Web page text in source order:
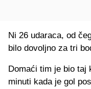
Ni 26 udaraca, od
bilo dovoljno za tri
Domaći tim je bio taj
minuti kada je gol